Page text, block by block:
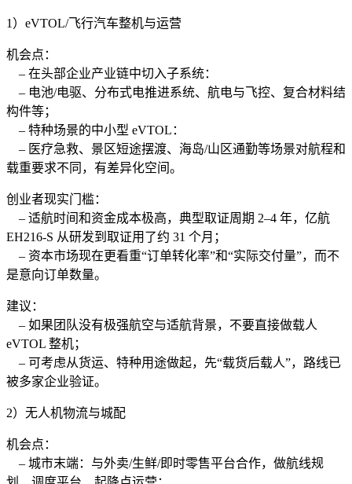
1）eVTOL/飞行汽车整机与运营
机会点：
– 在头部企业产业链中切入子系统：
– 电池/电驱、分布式电推进系统、航电与飞控、复合材料结
构件等；
– 特种场景的中小型 eVTOL：
– 医疗急救、景区短途摆渡、海岛/山区通勤等场景对航程和
载重要求不同，有差异化空间。
创业者现实门槛：
– 适航时间和资金成本极高，典型取证周期 2–4 年，亿航
EH216-S 从研发到取证用了约 31 个月；
– 资本市场现在更看重“订单转化率”和“实际交付量”，而不
是意向订单数量。
建议：
– 如果团队没有极强航空与适航背景，不要直接做载人
eVTOL 整机；
– 可考虑从货运、特种用途做起，先“载货后载人”，路线已
被多家企业验证。
2）无人机物流与城配
机会点：
– 城市末端：与外卖/生鲜/即时零售平台合作，做航线规